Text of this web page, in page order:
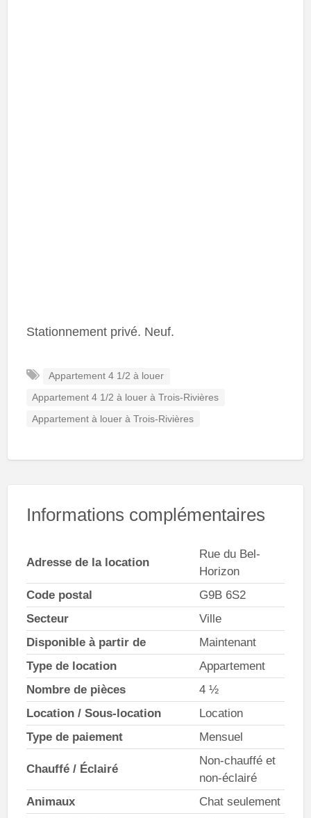
Stationnement privé. Neuf.
Appartement 4 1/2 à louer
Appartement 4 1/2 à louer à Trois-Rivières
Appartement à louer à Trois-Rivières
Informations complémentaires
Adresse de la location
Rue du Bel-
Horizon
Code postal
G9B 6S2
Secteur
Ville
Disponible à partir de
Maintenant
Type de location
Appartement
Nombre de pièces
4 ½
Location / Sous-location
Location
Type de paiement
Mensuel
Chauffé / Éclairé
Non-chauffé et
non-éclairé
Animaux
Chat seulement